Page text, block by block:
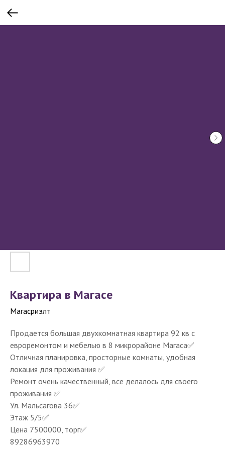
Квартира в Магасе
Магасриэлт
Продается большая двухкомнатная квартира 92 кв с
евроремонтом и мебелью в 8 микрорайоне Магаса✅
Отличная планировка, просторные комнаты, удобная
локация для проживания ✅
Ремонт очень качественный, все делалось для своего
проживания ✅
Ул. Мальсагова 36✅
Этаж 5/5✅
Цена 7500000, торг✅
89286963970